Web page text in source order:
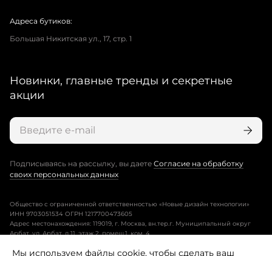
Адреса бутиков:
Большая Никитская ул., 17, стр. 1
Новинки, главные тренды и секретные
акции
Подписываясь на рассылку, вы даете Согласие на обработку
своих персональных данных
Общество с ограниченной ответственностью «Новые дизайн технологии»
ИНН 9703051534 ОГРН 1217700473605
Адрес местонахождения: 119019, г. Москва, вн.тер.г. Муниципальный округ
Арбат, ул. Арбат, д.11, этаж 2, помещ.1, ком. 4.
Мы используем файлы cookie, чтобы сделать ваш